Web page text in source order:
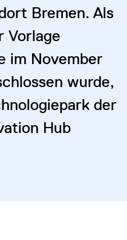
Bremen. Als
Vorlage
im November
wurde,
der
Hub